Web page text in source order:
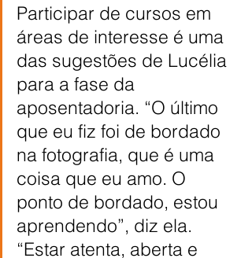
Participar de cursos em
áreas de interesse é uma
das sugestões de Lucélia
para a fase da
aposentadoria. “O último
que eu fiz foi de bordado
na fotografia, que é uma
coisa que eu amo. O
ponto de bordado, estou
aprendendo”, diz ela.
“Estar atenta, aberta e